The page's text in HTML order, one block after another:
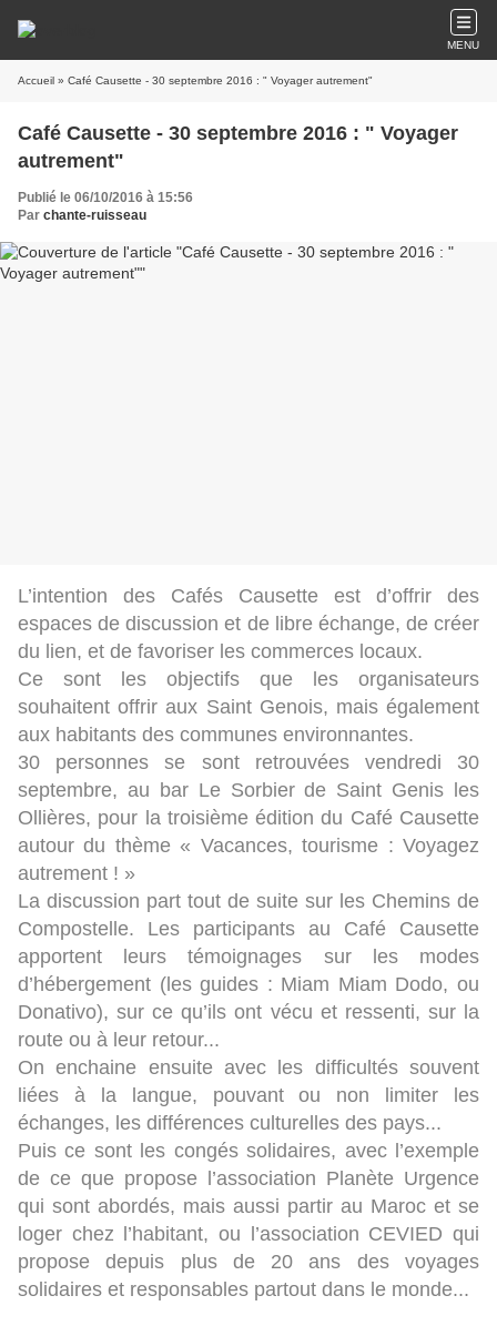
MENU
Accueil » Café Causette - 30 septembre 2016 : " Voyager autrement"
Café Causette - 30 septembre 2016 : " Voyager
autrement"
Publié le 06/10/2016 à 15:56
Par chante-ruisseau
L’intention des Cafés Causette est d’offrir des
espaces de discussion et de libre échange, de créer
du lien, et de favoriser les commerces locaux.
Ce sont les objectifs que les organisateurs
souhaitent offrir aux Saint Genois, mais également
aux habitants des communes environnantes.
30 personnes se sont retrouvées vendredi 30
septembre, au bar Le Sorbier de Saint Genis les
Ollières, pour la troisième édition du Café Causette
autour du thème « Vacances, tourisme : Voyagez
autrement ! »
La discussion part tout de suite sur les Chemins de
Compostelle. Les participants au Café Causette
apportent leurs témoignages sur les modes
d’hébergement (les guides : Miam Miam Dodo, ou
Donativo), sur ce qu’ils ont vécu et ressenti, sur la
route ou à leur retour...
On enchaine ensuite avec les difficultés souvent
liées à la langue, pouvant ou non limiter les
échanges, les différences culturelles des pays...
Puis ce sont les congés solidaires, avec l’exemple
de ce que propose l’association Planète Urgence
qui sont abordés, mais aussi partir au Maroc et se
loger chez l’habitant, ou l’association CEVIED qui
propose depuis plus de 20 ans des voyages
solidaires et responsables partout dans le monde...